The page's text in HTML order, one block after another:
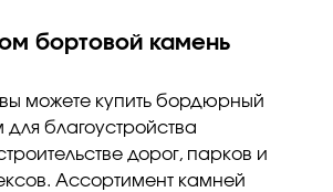
бортовой камень
можете купить бордюрный
для благоустройства
дорог, парков и
Ассортимент камней